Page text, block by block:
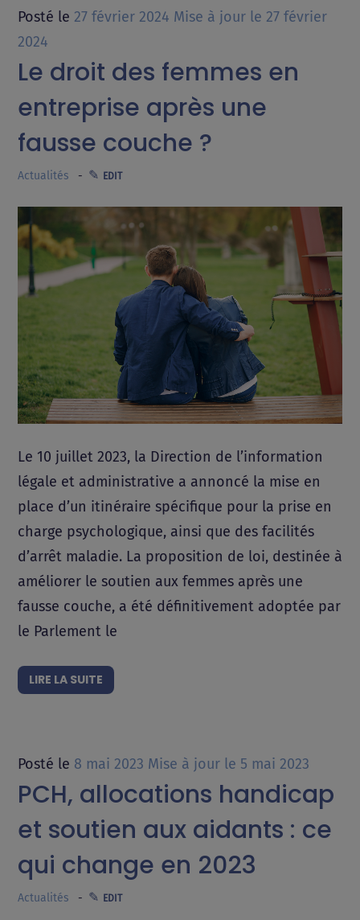
Posté le 27 février 2024 Mise à jour le 27 février
2024
Le droit des femmes en
entreprise après une
fausse couche ?
Actualités EDIT
Le 10 juillet 2023, la Direction de l’information
légale et administrative a annoncé la mise en
place d’un itinéraire spécifique pour la prise en
charge psychologique, ainsi que des facilités
d’arrêt maladie. La proposition de loi, destinée à
améliorer le soutien aux femmes après une
fausse couche, a été définitivement adoptée par
le Parlement le
LIRE LA SUITE
Posté le 8 mai 2023 Mise à jour le 5 mai 2023
PCH, allocations handicap
et soutien aux aidants : ce
qui change en 2023
Actualités EDIT